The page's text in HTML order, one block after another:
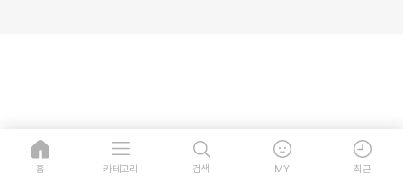
홈 카테고리 검색 MY 최근